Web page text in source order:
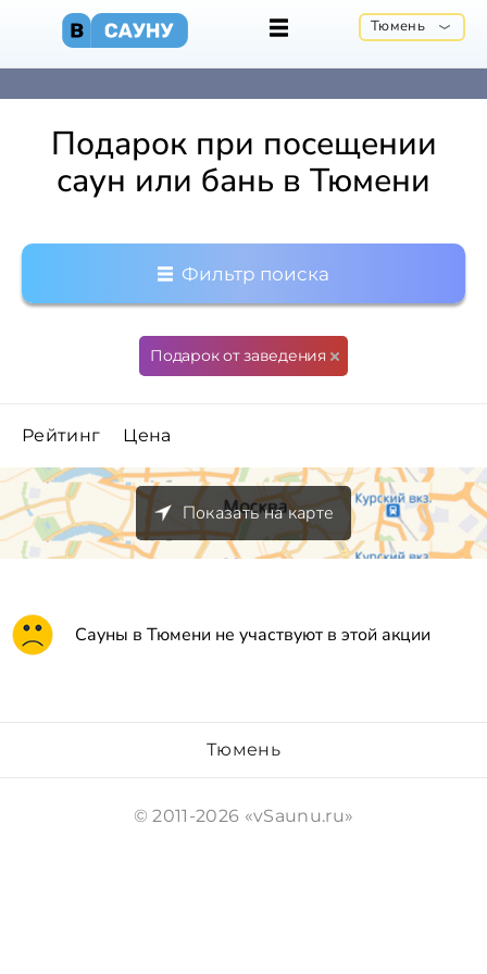
Тюмень
Подарок при посещении
саун или бань в Тюмени
Фильтр поиска
Подарок от заведения
Рейтинг Цена
Показать на карте
Сауны в Тюмени не участвуют в этой акции
Тюмень
© 2011-2026 «vSaunu.ru»